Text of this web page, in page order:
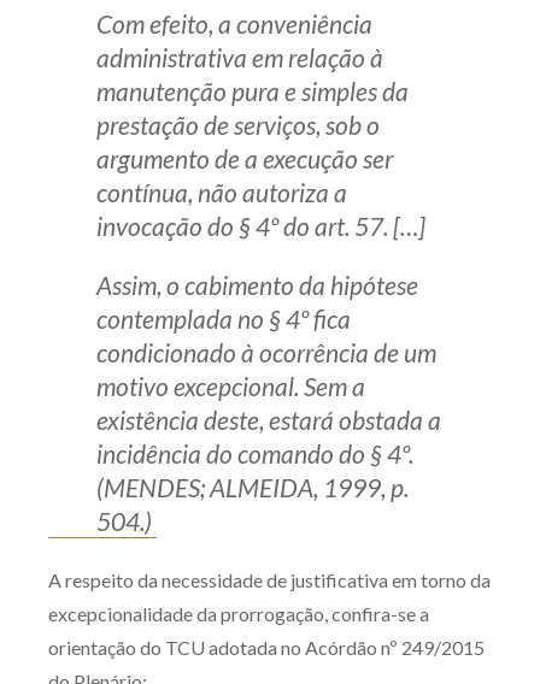
Com efeito, a conveniência
administrativa em relação à
manutenção pura e simples da
prestação de serviços, sob o
argumento de a execução ser
contínua, não autoriza a
invocação do § 4º do art. 57. […]
Assim, o cabimento da hipótese
contemplada no § 4º fica
condicionado à ocorrência de um
motivo excepcional. Sem a
existência deste, estará obstada a
incidência do comando do § 4º.
(MENDES; ALMEIDA, 1999, p.
504.)
A respeito da necessidade de justificativa em torno da
excepcionalidade da prorrogação, confira-se a
orientação do TCU adotada no Acórdão nº 249/2015